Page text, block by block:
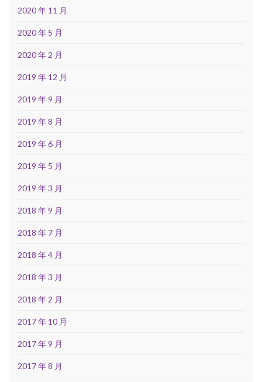
2020 年 11 月
2020 年 5 月
2020 年 2 月
2019 年 12 月
2019 年 9 月
2019 年 8 月
2019 年 6 月
2019 年 5 月
2019 年 3 月
2018 年 9 月
2018 年 7 月
2018 年 4 月
2018 年 3 月
2018 年 2 月
2017 年 10 月
2017 年 9 月
2017 年 8 月